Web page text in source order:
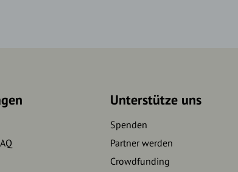
Unterstütze uns
Spenden
Partner werden
Crowdfunding